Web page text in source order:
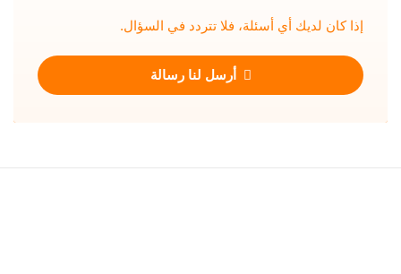
إذا كان لديك أي أسئلة، فلا تتردد في السؤال.
أرسل لنا رسالة